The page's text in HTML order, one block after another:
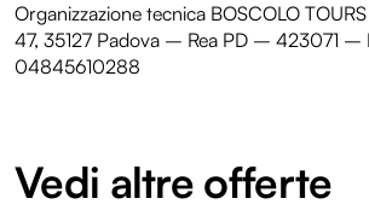
Organizzazione tecnica BOSCOLO
47, 35127 Padova – Rea PD – 423071 –
04845610288
Vedi altre offerte